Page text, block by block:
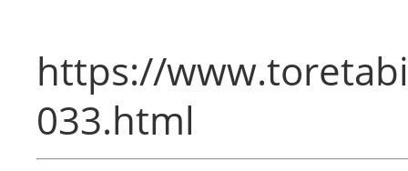
https://
033.html